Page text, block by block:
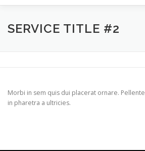
SERVICE TITLE #2
Morbi in sem quis dui placerat ornare.
in pharetra a ultricies.